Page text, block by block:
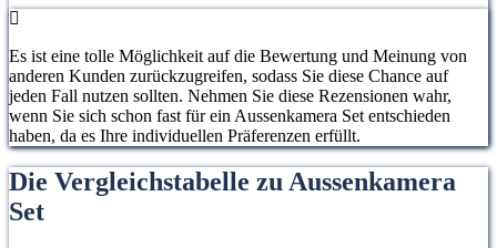
Es ist eine tolle Möglichkeit auf die Bewertung und Meinung von
anderen Kunden zurückzugreifen, sodass Sie diese Chance auf
jeden Fall nutzen sollten. Nehmen Sie diese Rezensionen wahr,
wenn Sie sich schon fast für ein Aussenkamera Set entschieden
haben, da es Ihre individuellen Präferenzen erfüllt.
Die Vergleichstabelle zu Aussenkamera
Set